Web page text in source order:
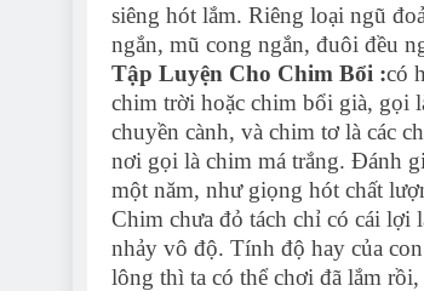
siêng hót lắm. Riêng loại ngũ
ngắn, mũ cong ngắn, đuôi đều
Tập Luyện Cho Chim Bổi :có
chim trời hoặc chim bổi già, gọi
chuyền cành, và chim tơ là các
nơi gọi là chim má trắng. Đánh
một năm, như giọng hót chất
Chim chưa đỏ tách chỉ có cái lợi
nhảy vô độ. Tính độ hay của
lông thì ta có thể chơi đã lắm